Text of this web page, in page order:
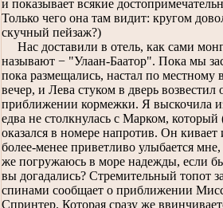
и показывает всякие
Только чего она там видит: кругом
скучный пейзаж?)
Нас доставили в отель, как сами
называют − "Улаан-Баатор". Пока мы
пока размещались, настал по местному
вечер, и Лева стуком в дверь возвестил
приближении кормежки. Я выскочила
едва не столкнулась с Марком, который
оказался в номере напротив. Он кивает
более-менее приветливо улыбается мне,
же погружаюсь в море надежды, если
вы догадались? Стремительный топот
спинами сообщает о приближении
Спринтер. Которая сразу же